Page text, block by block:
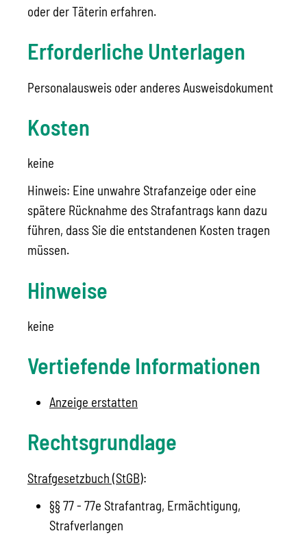
oder der Täterin erfahren.
Erforderliche Unterlagen
Personalausweis oder anderes Ausweisdokument
Kosten
keine
Hinweis: Eine unwahre Strafanzeige oder eine
spätere Rücknahme des Strafantrags kann dazu
führen, dass Sie die entstandenen Kosten tragen
müssen.
Hinweise
keine
Vertiefende Informationen
Anzeige erstatten
Rechtsgrundlage
Strafgesetzbuch (StGB):
§§ 77 - 77e Strafantrag, Ermächtigung,
Strafverlangen